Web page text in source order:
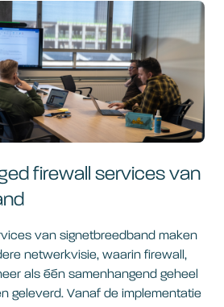
firewall services van
van signetbreedband maken
netwerkvisie, waarin firewall,
als één samenhangend geheel
geleverd. Vanaf de implementatie